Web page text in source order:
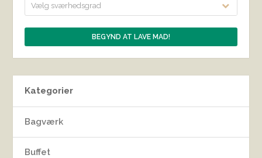
Vælg sværhedsgrad
Kategorier
Bagværk
Buffet